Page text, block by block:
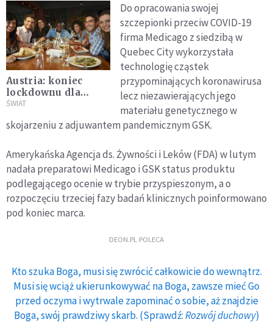
Austria: koniec
lockdownu dla
zaszczepionych
ŚWIAT
Do opracowania swojej
szczepionki przeciw COVID-19
firma Medicago z siedzibą w
Quebec City wykorzystała
technologię cząstek
przypominających koronawirusa
lecz niezawierających jego
materiału genetycznego w
skojarzeniu z adjuwantem pandemicznym GSK.
Amerykańska Agencja ds. Żywności i Leków (FDA) w lutym
nadała preparatowi Medicago i GSK status produktu
podlegającego ocenie w trybie przyspieszonym, a o
rozpoczęciu trzeciej fazy badań klinicznych poinformowano
pod koniec marca.
DEON.PL POLECA
Kto szuka Boga, musi się zwrócić całkowicie do wewnątrz.
Musi się wciąż ukierunkowywać na Boga, zawsze mieć Go
przed oczyma i wytrwale zapominać o sobie, aż znajdzie
Boga, swój prawdziwy skarb. (Sprawdź:Rozwój duchowy)